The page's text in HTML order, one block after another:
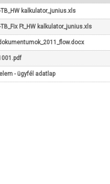
TB_HW kalkulator_junius.xls
TB_Fix Ft_HW kalkulator_junius.xls
- ügyfél adatlap